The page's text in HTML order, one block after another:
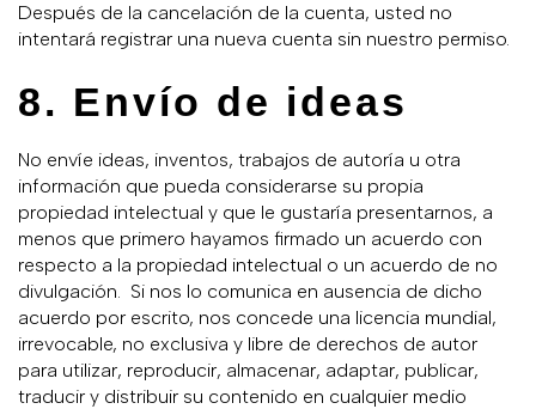
Después de la cancelación de la cuenta, usted no
intentará registrar una nueva cuenta sin nuestro permiso.
8. Envío de ideas
No envíe ideas, inventos, trabajos de autoría u otra
información que pueda considerarse su propia
propiedad intelectual y que le gustaría presentarnos, a
menos que primero hayamos firmado un acuerdo con
respecto a la propiedad intelectual o un acuerdo de no
divulgación. Si nos lo comunica en ausencia de dicho
acuerdo por escrito, nos concede una licencia mundial,
irrevocable, no exclusiva y libre de derechos de autor
para utilizar, reproducir, almacenar, adaptar, publicar,
traducir y distribuir su contenido en cualquier medio